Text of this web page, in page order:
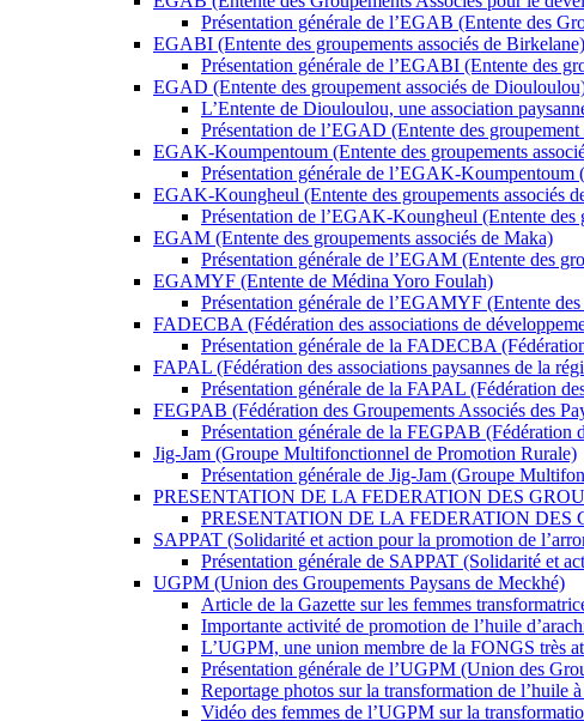
Présentation générale de l’EGAB (Entente des
EGABI (Entente des groupements associés de Birkelane)
Présentation générale de l’EGABI (Entente des
EGAD (Entente des groupement associés de
L’Entente de Diouloulou, une association
Présentation de l’EGAD (Entente des
EGAK-Koumpentoum (Entente des groupements
Présentation générale de l’EGAK-Koumpentoum
EGAK-Koungheul (Entente des groupements associés
Présentation de l’EGAK-Koungheul (Entente des
EGAM (Entente des groupements associés de Maka)
Présentation générale de l’EGAM (Entente des
EGAMYF (Entente de Médina Yoro Foulah)
Présentation générale de l’EGAMYF (Entente
FADECBA (Fédération des associations de
Présentation générale de la FADECBA
FAPAL (Fédération des associations paysannes de la
Présentation générale de la FAPAL (Fédération
FEGPAB (Fédération des Groupements Associés des
Présentation générale de la FEGPAB (Fédération
Jig-Jam (Groupe Multifonctionnel de Promotion Rurale)
Présentation générale de Jig-Jam (Groupe
PRESENTATION DE LA FEDERATION DES
PRESENTATION DE LA FEDERATION
SAPPAT (Solidarité et action pour la promotion de
Présentation générale de SAPPAT (Solidarité et
UGPM (Union des Groupements Paysans de Meckhé)
Article de la Gazette sur les femmes
Importante activité de promotion de l’huile
L’UGPM, une union membre de la FONGS très
Présentation générale de l’UGPM (Union des
Reportage photos sur la transformation de l’huile
Vidéo des femmes de l’UGPM sur la